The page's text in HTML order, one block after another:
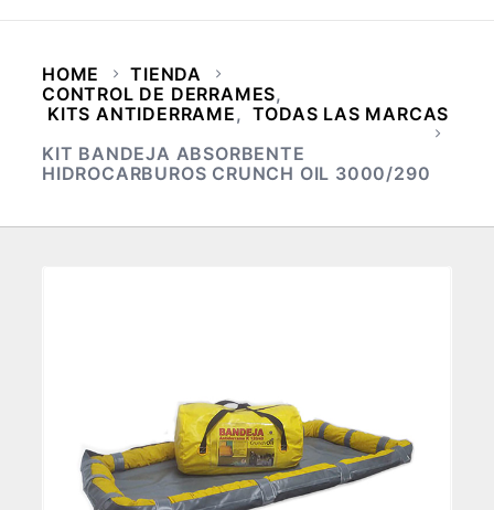
HOME
TIENDA
CONTROL DE DERRAMES,
KITS ANTIDERRAME, TODAS LAS MARCAS
KIT BANDEJA ABSORBENTE
HIDROCARBUROS CRUNCH OIL 3000/290